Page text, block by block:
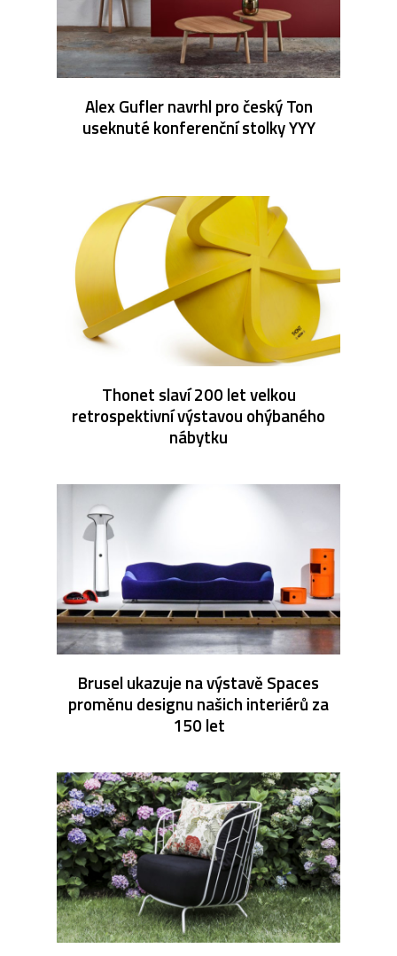
Alex Gufler navrhl pro český Ton
useknuté konferenční stolky YYY
Thonet slaví 200 let velkou
retrospektivní výstavou ohýbaného
nábytku
Brusel ukazuje na výstavě Spaces
proměnu designu našich interiérů za
150 let